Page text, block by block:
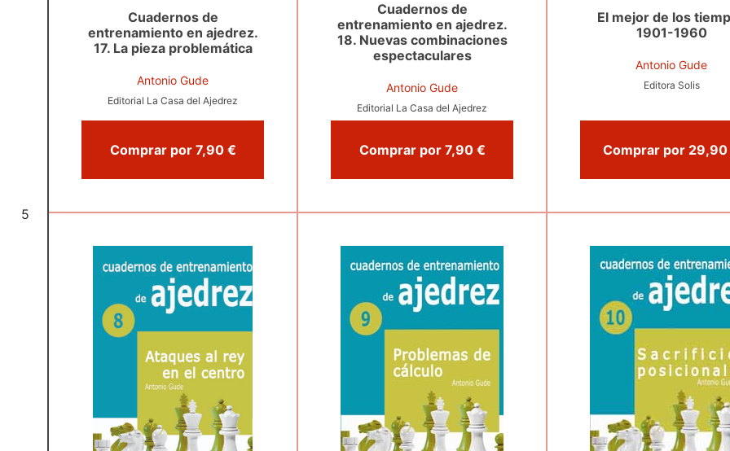
5
Cuadernos de
entrenamiento en ajedrez.
17. La pieza problemática
Antonio Gude
Editorial La Casa del Ajedrez
Comprar por 7,90 €
Cuadernos de
entrenamiento en ajedrez.
18. Nuevas combinaciones
espectaculares
Antonio Gude
Editorial La Casa del Ajedrez
Comprar por 7,90 €
El mejor de los
1901-1960
Antonio Gude
Editora Solis